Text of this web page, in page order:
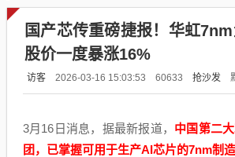
国产芯传重磅捷报！华虹7nm
股价一度暴涨16%
访客 2026-03-16 15:03:53 60633 抢沙发
3月16日消息，据最新报道， 中国第二
团，已掌握可用于生产AI芯片的7nm制造